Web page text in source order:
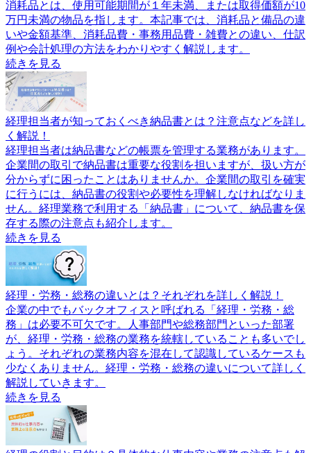
消耗品とは、使用可能期間が１年未満、または取得価額が10
万円未満の物品を指します。本記事では、消耗品と備品の違
いや金額基準、消耗品費・事務用品費・雑費との違い、仕訳
例や会計処理の方法をわかりやすく解説します。
続きを見る
経理担当者が知っておくべき納品書とは？注意点などを詳し
く解説！
経理担当者は納品書などの帳票を管理する業務があります。
企業間の取引で納品書は重要な役割を担いますが、扱い方が
分からずに困ったことはありませんか。企業間の取引を確実
に行うには、納品書の役割や必要性を理解しなければなりま
せん。経理業務で利用する「納品書」について、納品書を保
存する際の注意点も紹介します。
続きを見る
経理・労務・総務の違いとは？それぞれを詳しく解説！
企業の中でもバックオフィスと呼ばれる「経理・労務・総
務」は必要不可欠です。人事部門や総務部門といった部署
が、経理・労務・総務の業務を統轄していることも多いでし
ょう。それぞれの業務内容を混在して認識しているケースも
少なくありません。経理・労務・総務の違いについて詳しく
解説していきます。
続きを見る